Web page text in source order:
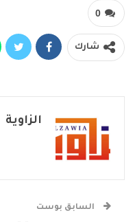
0
شارك
الزاوية
السابق بوست